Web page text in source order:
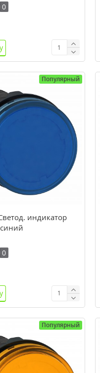
0
Популярный
индикатор
0
Популярный